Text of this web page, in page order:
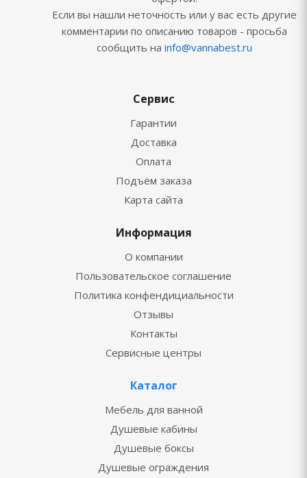
Если вы нашли неточность или у вас есть другие
комментарии по описанию товаров - просьба
сообщить на info@vannabest.ru
Сервис
Гарантии
Доставка
Оплата
Подъём заказа
Карта сайта
Информация
О компании
Пользовательское соглашение
Политика конфендициальности
Отзывы
Контакты
Сервисные центры
Каталог
Мебель для ванной
Душевые кабины
Душевые боксы
Душевые ограждения